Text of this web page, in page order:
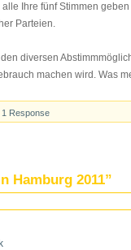
Ihre fünf Stimmen
Parteien.
diversen
machen wird. Was
1 Response
Hamburg 2011”